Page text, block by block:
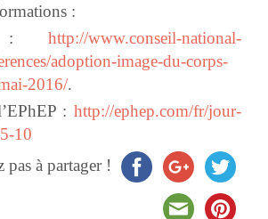
:
: http://www.conseil-national-
adoption-image-du-corps-
2016/.
: http://ephep.com/fr/jour-
10
pas à partager !